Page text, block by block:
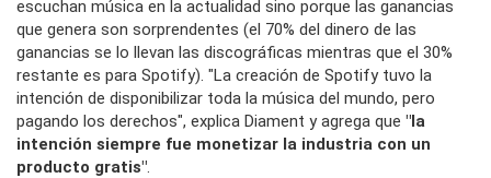
escuchan música en la actualidad sino porque las ganancias
que genera son sorprendentes (el 70% del dinero de las
ganancias se lo llevan las discográficas mientras que el 30%
restante es para Spotify). "La creación de Spotify tuvo la
intención de disponibilizar toda la música del mundo, pero
pagando los derechos", explica Diament y agrega que "la
intención siempre fue monetizar la industria con un
producto gratis"